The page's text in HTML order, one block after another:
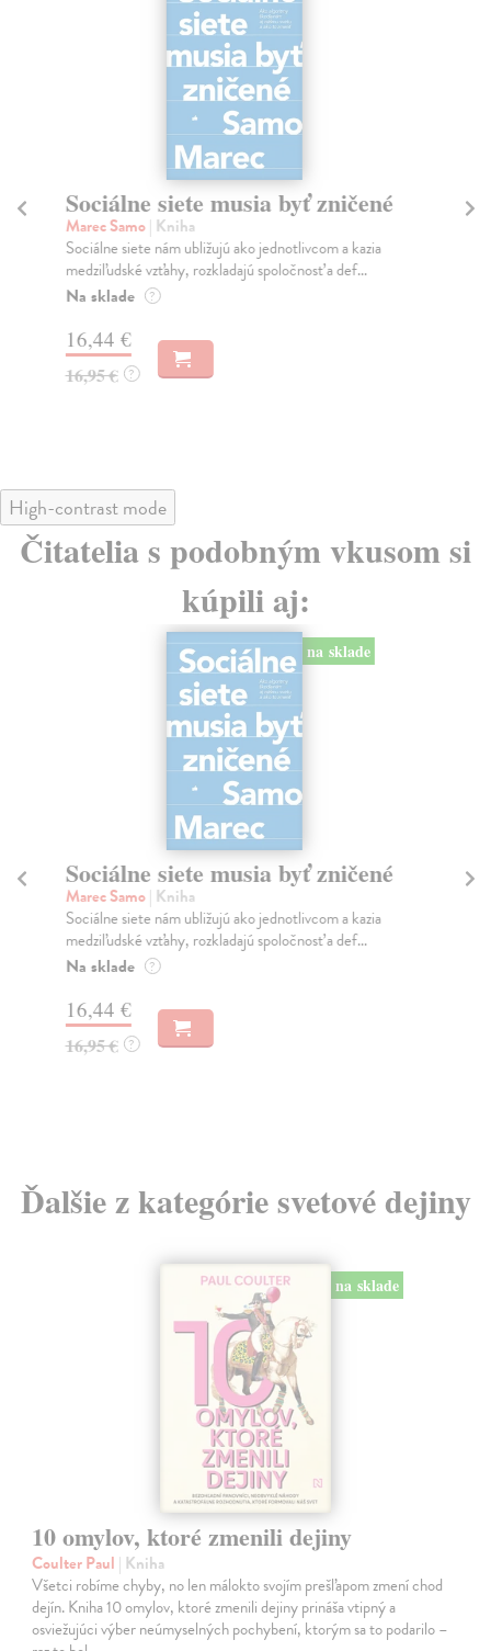
Sociálne siete musia byť zničené
Marec Samo| Kniha
Sociálne siete nám ubližujú ako jednotlivcom a kazia
medziľudské vzťahy, rozkladajú spoločnosť a def...
Na sklade ?
16,44 €
16,95 € ?
High-contrast mode
Čitatelia s podobným vkusom si
kúpili aj:
na sklade
Sociálne siete musia byť zničené
Marec Samo| Kniha
Sociálne siete nám ubližujú ako jednotlivcom a kazia
medziľudské vzťahy, rozkladajú spoločnosť a def...
Na sklade ?
16,44 €
16,95 € ?
Ďalšie z kategórie svetové dejiny
na sklade
10 omylov, ktoré zmenili dejiny
Coulter Paul | Kniha
Všetci robíme chyby, no len málokto svojím prešľapom zmení chod
dejín. Kniha 10 omylov, ktoré zmenili dejiny prináša vtipný a
osviežujúci výber neúmyselných pochybení, ktorým sa to podarilo –